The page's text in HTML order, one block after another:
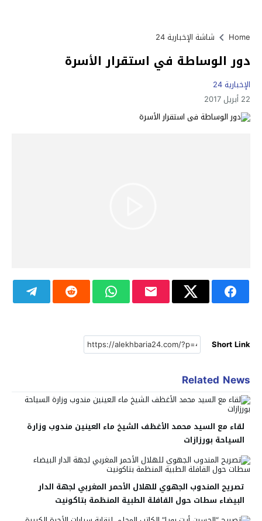
Home شاشة الإخبارية 24
دور الوساطة في استقرار الأسرة
الإخبارية 24
22 أبريل 2017
Short Link
Related News
لقاء مع السيد محمد الأغظف الشيخ ماء العينين مندوب وزارة
السياحة بورزازات
تصريح المندوب الجهوي للهلال الأحمر المغربي لجهة الدار
البيضاء سطات حول القافلة الطبية المنظمة بتاكونيت